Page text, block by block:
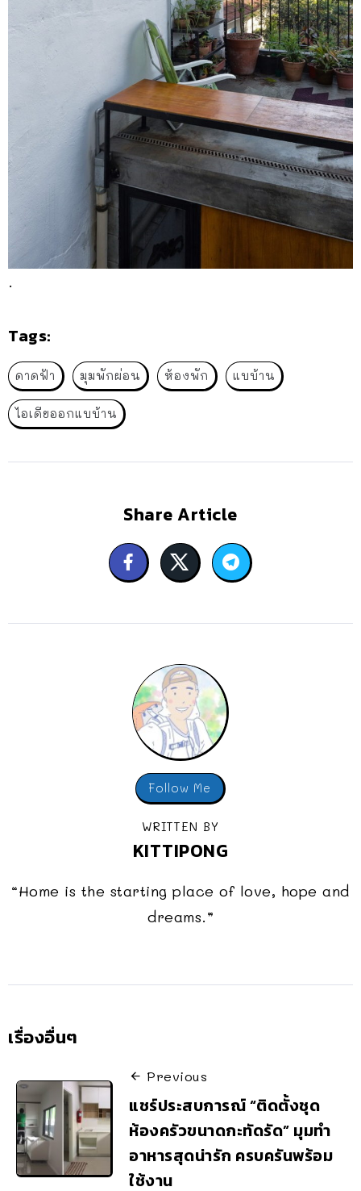
.
Tags:
ดาดฟ้า มุมพักผ่อน ห้องพัก แบบ้าน
ไอเดียออกแบบ้าน
Share Article
Follow Me
WRITTEN BY
KITTIPONG
“Home is the starting place of love, hope and
dreams.”
เรื่องอื่นๆ
Previous
แชร์ประสบการณ์ “ติดตั้งชุด
ห้องครัวขนาดกะทัดรัด” มุมทำ
อาหารสุดน่ารัก ครบครันพร้อม
ใช้งาน